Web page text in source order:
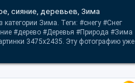
сияние, деревьев, Зима
Зима. Теги: #снегу #Снег
#дерево #Деревья #Природа #Зима
3475x2435. Эту фотографию уже